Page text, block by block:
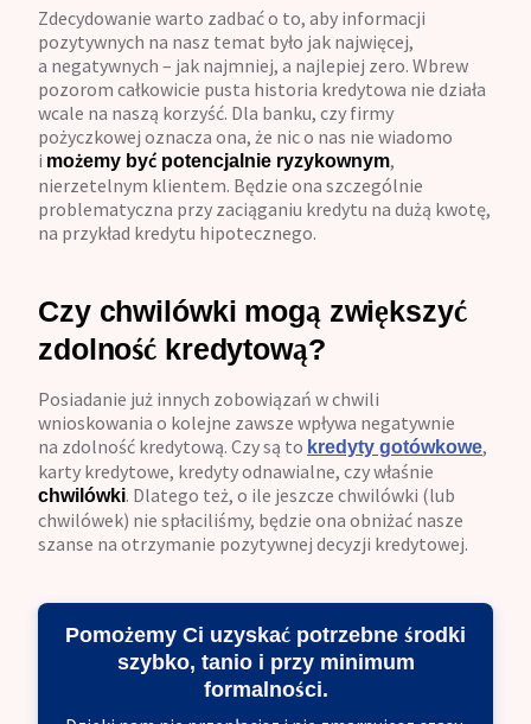
Zdecydowanie warto zadbać o to, aby informacji
pozytywnych na nasz temat było jak najwięcej,
a negatywnych – jak najmniej, a najlepiej zero. Wbrew
pozorom całkowicie pusta historia kredytowa nie działa
wcale na naszą korzyść. Dla banku, czy firmy
pożyczkowej oznacza ona, że nic o nas nie wiadomo
i możemy być potencjalnie ryzykownym,
nierzetelnym klientem. Będzie ona szczególnie
problematyczna przy zaciąganiu kredytu na dużą kwotę,
na przykład kredytu hipotecznego.
Czy chwilówki mogą zwiększyć
zdolność kredytową?
Posiadanie już innych zobowiązań w chwili
wnioskowania o kolejne zawsze wpływa negatywnie
na zdolność kredytową. Czy są to kredyty gotówkowe,
karty kredytowe, kredyty odnawialne, czy właśnie
chwilówki. Dlatego też, o ile jeszcze chwilówki (lub
chwilówek) nie spłaciliśmy, będzie ona obniżać nasze
szanse na otrzymanie pozytywnej decyzji kredytowej.
Pomożemy Ci uzyskać potrzebne środki
szybko, tanio i przy minimum
formalności.